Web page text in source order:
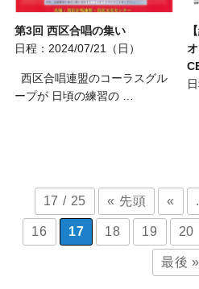
第3回 西区合唱の集い
日程：2024/07/21（日）
西区合唱連盟のコーラスグル
ープが 日頃の練習の …
17 / 25 « 先頭 «
16 17 18 19 20
最後 »